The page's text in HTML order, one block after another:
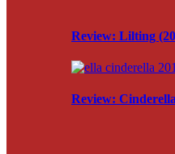
Review: Lilting
Review: